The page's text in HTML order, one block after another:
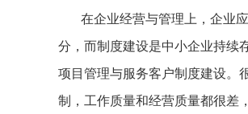
在企业经营与管理上，企业
分，而制度建设是中小企业持续
项目管理与服务客户制度建设。
制，工作质量和经营质量都很差